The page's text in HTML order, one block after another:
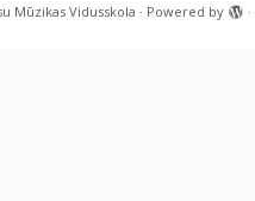
Mūzikas Vidusskola · Powered by ·